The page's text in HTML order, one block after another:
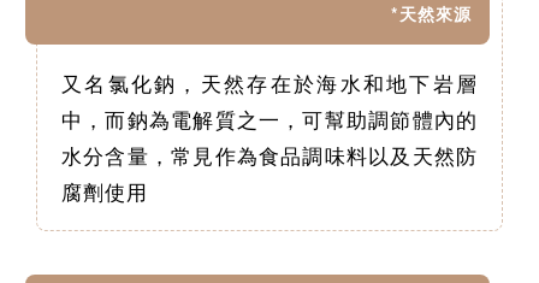
*天然來源
又名氯化鈉，天然存在於海水和地下岩層
中，而鈉為電解質之一，可幫助調節體內的
水分含量，常見作為食品調味料以及天然防
腐劑使用